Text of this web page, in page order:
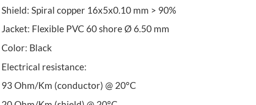
Shield: Spiral copper 16x5x0.10 mm > 90%
Jacket: Flexible PVC 60 shore Ø 6.50 mm
Color: Black
Electrical resistance:
93 Ohm/Km (conductor) @ 20°C